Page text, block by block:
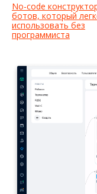
No-code
ботов, который
использовать без
программиста